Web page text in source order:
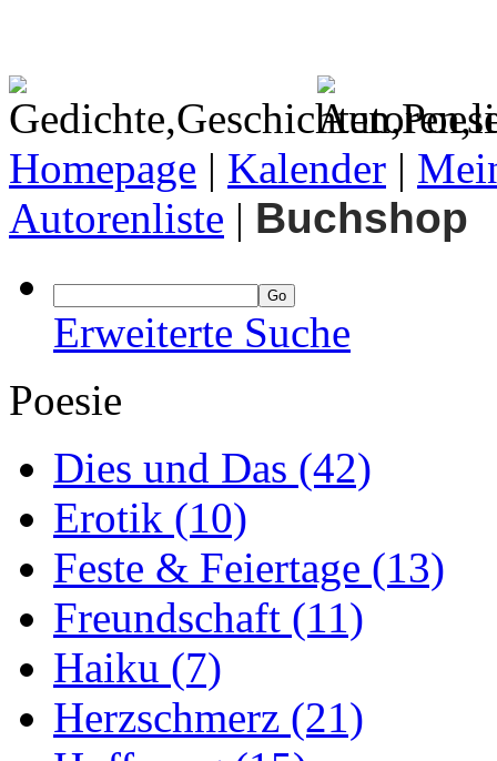
Homepage | Kalender |
Autorenliste | Buchshop
Erweiterte Suche
Poesie
Dies und Das (42)
Erotik (10)
Feste & Feiertage (13)
Freundschaft (11)
Haiku (7)
Herzschmerz (21)